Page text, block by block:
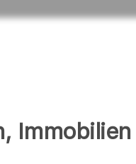
Immobilien